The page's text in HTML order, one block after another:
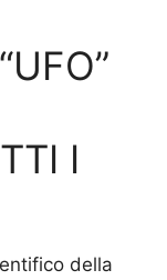
I
della